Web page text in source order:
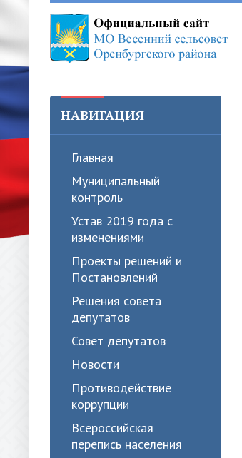
НАВИГАЦИЯ
Главная
Муниципальный
контроль
Устав 2019 года с
изменениями
Проекты решений и
Постановлений
Решения совета
депутатов
Совет депутатов
Новости
Противодействие
коррупции
Всероссийская
перепись населения